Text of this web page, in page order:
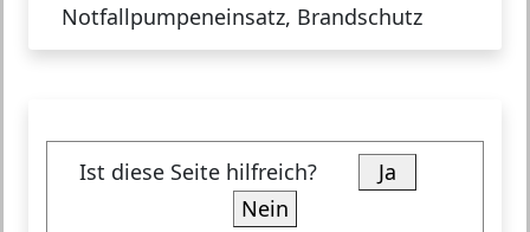
Notfallpumpeneinsatz, Brandschutz
Ist diese Seite hilfreich?
Ja
Nein